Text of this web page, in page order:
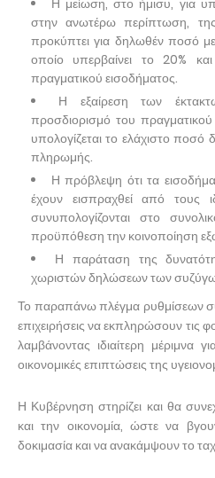
Η μείωση, στο ήμισυ, για
στην ανωτέρω περίπτωση,
προκύπτει για δηλωθέν ποσό
οποίο υπερβαίνει το 20%
πραγματικού εισοδήματος.
Η εξαίρεση των
προσδιορισμό του
υπολογίζεται το ελάχιστο
πληρωμής.
Η πρόβλεψη ότι τα
έχουν εισπραχθεί από τους
συνυπολογίζονται στο
προϋπόθεση την κοινοποίηση
Η παράταση της
χωριστών δηλώσεων των
Το παραπάνω πλέγμα ρυθμίσεων
επιχειρήσεις να εκπληρώσουν τις
λαμβάνοντας ιδιαίτερη μέριμνα
οικονομικές επιπτώσεις της
Η Κυβέρνηση στηρίζει και θα
και την οικονομία, ώστε να
δοκιμασία και να ανακάμψουν το